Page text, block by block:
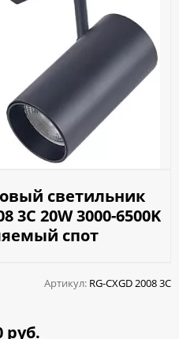
светильник
3C 20W 3000-6500K
спот
Артикул: RG-CXGD 2008 3C
руб.